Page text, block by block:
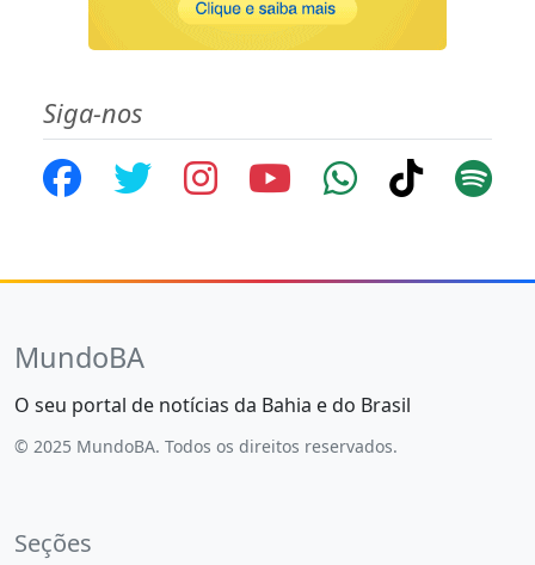
Siga-nos
MundoBA
O seu portal de notícias da Bahia e do Brasil
© 2025 MundoBA. Todos os direitos reservados.
Seções